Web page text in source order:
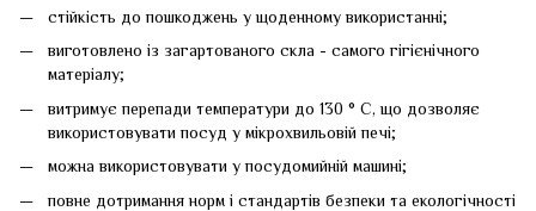
стійкість до пошкоджень у щоденному використанні;
виготовлено із загартованого скла - самого гігієнічного
матеріалу;
витримує перепади температури до 130 ° С, що дозволяє
використовувати посуд у мікрохвильовій печі;
можна використовувати у посудомийній машині;
повне дотримання норм і стандартів безпеки та екологічності